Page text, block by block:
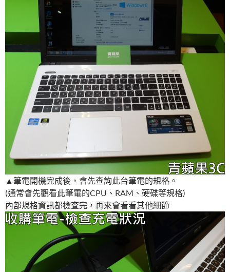
▲筆電開機完成後，會先查詢此台筆電的規格。
(通常會先觀看此筆電的CPU、RAM、硬碟等規格)
內部規格資訊都檢查完，再來會看看其他細節